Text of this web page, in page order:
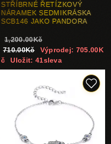
STŘÍBRNÉ ŘETÍZKOVÝ
NÁRAMEK SEDMIKRÁSKA
SCB146 JAKO PANDORA
1,200.00Kč
710.00Kč
Výprodej: 705.00K
č
Uložit: 41sleva